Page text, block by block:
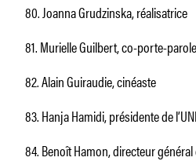
80. Joanna Grudzinska, réalisatrice
81. Murielle Guilbert, co-porte-
82. Alain Guiraudie, cinéaste
83. Hanja Hamidi, présidente de
84. Benoît Hamon, directeur général